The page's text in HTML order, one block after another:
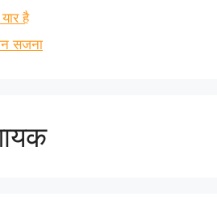
है
सजना